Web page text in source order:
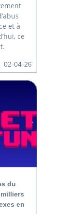
et à
ce
02-04-26
du
en